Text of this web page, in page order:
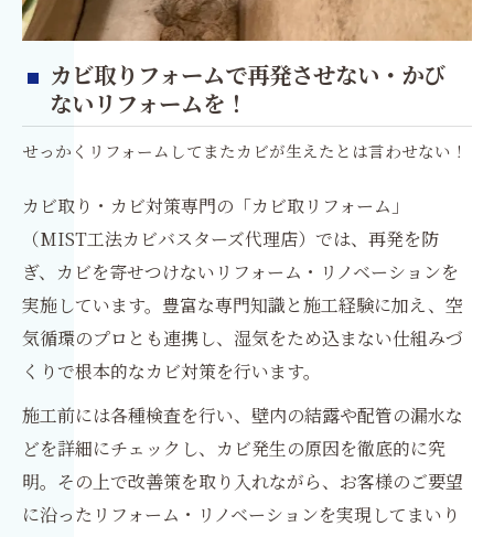
カビ取りフォームで再発させない・かび
ないリフォームを！
せっかくリフォームしてまたカビが生えたとは言わせない！
カビ取り・カビ対策専門の「カビ取リフォーム」
（MIST工法カビバスターズ代理店）では、再発を防
ぎ、カビを寄せつけないリフォーム・リノベーションを
実施しています。豊富な専門知識と施工経験に加え、空
気循環のプロとも連携し、湿気をため込まない仕組みづ
くりで根本的なカビ対策を行います。
施工前には各種検査を行い、壁内の結露や配管の漏水な
どを詳細にチェックし、カビ発生の原因を徹底的に究
明。その上で改善策を取り入れながら、お客様のご要望
に沿ったリフォーム・リノベーションを実現してまいり